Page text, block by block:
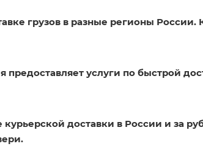
грузов в разные регионы
предоставляет услуги по быстрой
доставки в России и за